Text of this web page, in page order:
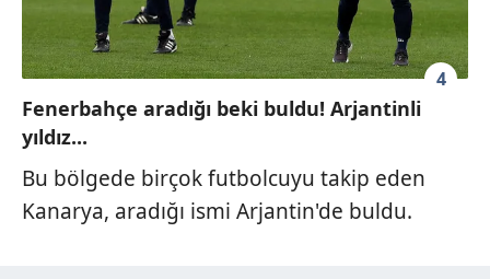
4
Fenerbahçe aradığı beki buldu! Arjantinli
yıldız...
Bu bölgede birçok futbolcuyu takip eden
Kanarya, aradığı ismi Arjantin'de buldu.